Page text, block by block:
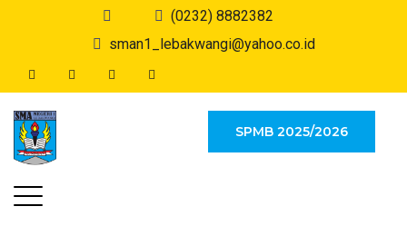
(0232) 8882382
sman1_lebakwangi@yahoo.co.id
SPMB 2025/2026